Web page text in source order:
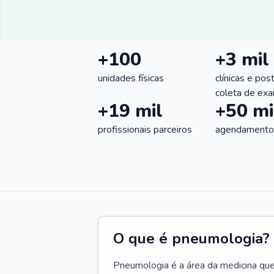
+100
unidades físicas
+3 mil
clínicas e
coleta de
+19 mil
profissionais parceiros
+50
O que é pneumologia?
Pneumologia é a área da medicina